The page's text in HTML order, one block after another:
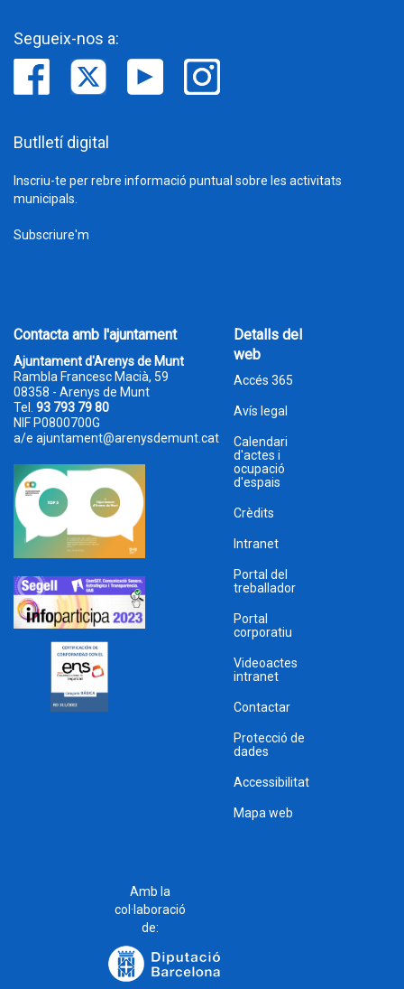
Segueix-nos a:
Butlletí digital
Inscriu-te per rebre informació puntual sobre les activitats
municipals.
Subscriure'm
Contacta amb l'ajuntament
Ajuntament d'Arenys de Munt
Rambla Francesc Macià, 59
08358 - Arenys de Munt
Tel. 93 793 79 80
NIF P0800700G
a/e ajuntament@arenysdemunt.cat
Detalls del
web
Accés 365
Avís legal
Calendari
d'actes i
ocupació
d'espais
Crèdits
Intranet
Portal del
treballador
Portal
corporatiu
Videoactes
intranet
Contactar
Protecció de
dades
Accessibilitat
Mapa web
Amb la
col·laboració
de: